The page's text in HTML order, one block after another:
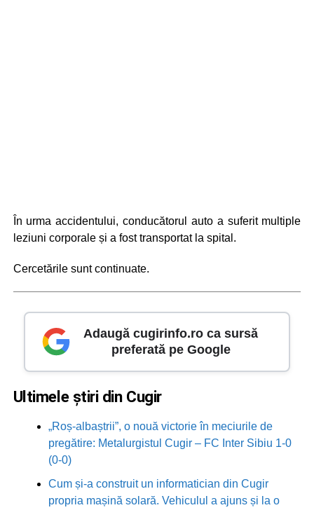
În urma accidentului, conducătorul auto a suferit multiple
leziuni corporale și a fost transportat la spital.
Cercetările sunt continuate.
Adaugă cugirinfo.ro ca sursă
preferată pe Google
Ultimele știri din Cugir
„Roș-albaștrii”, o nouă victorie în meciurile de
pregătire: Metalurgistul Cugir – FC Inter Sibiu 1-0
(0-0)
Cum și-a construit un informatician din Cugir
propria mașină solară. Vehiculul a ajuns și la o